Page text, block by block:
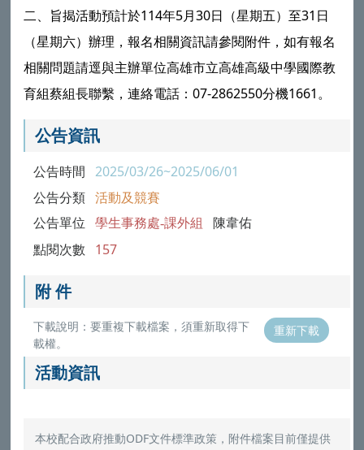
二、旨揭活動預計於114年5月30日（星期五）至31日
（星期六）辦理，報名相關資訊請參閱附件，如有報名
相關問題請逕與主辦單位高雄市立高雄高級中學國際教
育組蔡組長聯繫，連絡電話：07-2862550分機1661。
公告資訊
公告時間 2025/03/26~2025/06/01
公告分類 活動及競賽
公告單位 學生事務處-課外組 陳韋佑
點閱次數 157
附 件
下載說明：要重複下載檔案，須重新取得下
載權。
重新下載
活動資訊
本校配合政府推動ODF文件標準政策，附件檔案目前僅提供